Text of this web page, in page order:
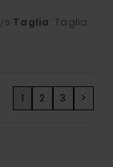
/5 Taglia: Taglia
1 2 3 >